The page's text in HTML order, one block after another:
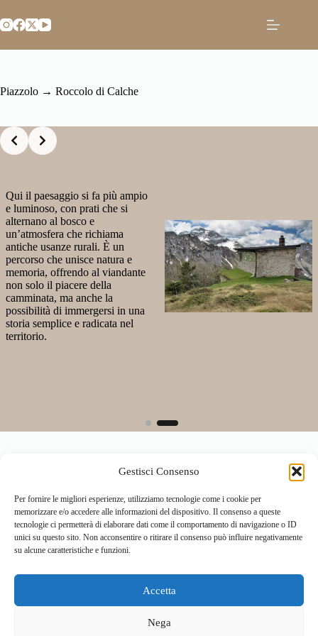
Gestisci Consenso
Per fornire le migliori esperienze, utilizziamo tecnologie come i cookie per
memorizzare e/o accedere alle informazioni del dispositivo. Il consenso a queste
tecnologie ci permetterà di elaborare dati come il comportamento di navigazione o ID
unici su questo sito. Non acconsentire o ritirare il consenso può influire negativamente
su alcune caratteristiche e funzioni.
Accetta
Nega
al
contenuto
Piazzolo → Roccolo di Calche
Qui il paesaggio si fa più ampio
e luminoso, con prati che si
alternano al bosco e
un’atmosfera che richiama
antiche usanze rurali. È un
percorso che unisce natura e
memoria, offrendo al viandante
non solo il piacere della
camminata, ma anche la
possibilità di immergersi in una
storia semplice e radicata nel
territorio.
Slide 2 of 2
Vivi la Montagna
Cucina e prodotti tipici